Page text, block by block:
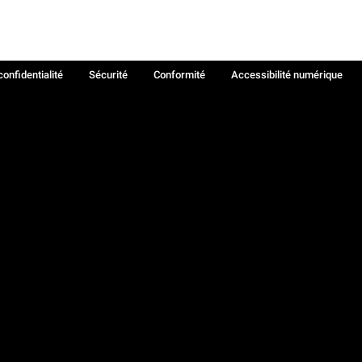
Sécurité Conformité
Accessibilité numérique